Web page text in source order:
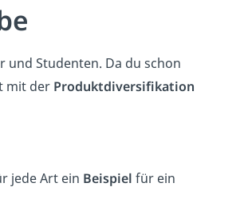
Studenten. Da du schon
mit der Produktdiversifikation
jede Art ein Beispiel für ein